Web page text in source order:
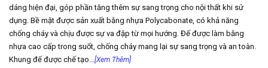
dáng hiện đại, góp phần tăng thêm sự sang trọng cho nội thất khi sử
dụng. Bề mặt được sản xuất bằng nhựa Polycabonate, có khả năng
chống cháy và chịu được sự va đập từ mọi hướng. Đế được làm bằng
nhựa cao cấp trong suốt, chống cháy mang lại sự sang trọng và an toàn.
Khung đế được chế tạo... [Xem Thêm]